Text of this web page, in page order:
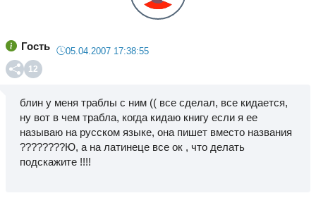
Гость 05.04.2007 17:38:55
12
блин у меня траблы с ним (( все сделал, все кидается,
ну вот в чем трабла, когда кидаю книгу если я ее
называю на русском языке, она пишет вместо названия
????????Ю, а на латинеце все ок , что делать
подскажите !!!!